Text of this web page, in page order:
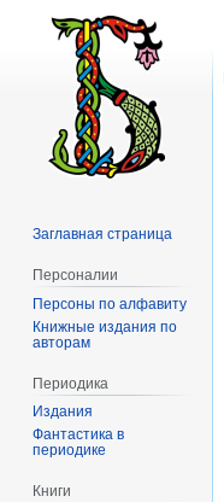
Заглавная страница
Персоналии
Персоны по алфавиту
Книжные издания по
авторам
Периодика
Издания
Фантастика в
периодике
Книги